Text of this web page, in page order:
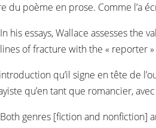
du poème en prose. Comme l’a
In his essays, Wallace assesses
lines of fracture with the « reporter
qu’il signe en tête de
qu’en tant que romancier,
Both genres [fiction and nonfiction]